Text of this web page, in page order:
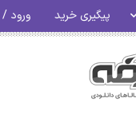
پیگیری خرید ورود